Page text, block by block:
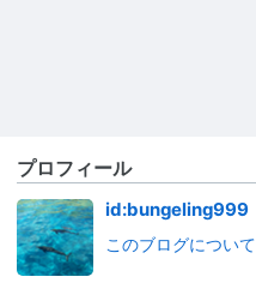
プロフィール
id:bungeling999
このブログについて